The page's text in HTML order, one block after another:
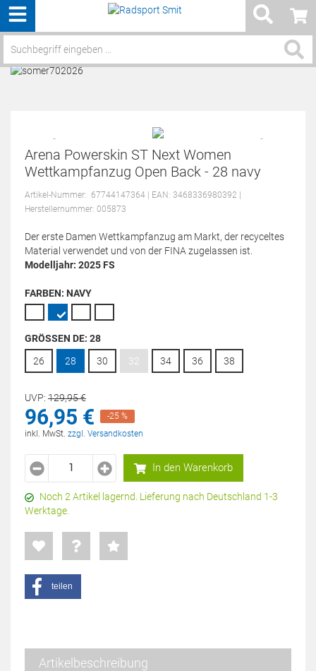
Menü
Service / Hilfe
Arena Powerskin ST Next Women
Wettkampfanzug Open Back - 28 navy
Artikel-Nummer: 67744147364 | EAN: 3468336980392
Herstellernummer: 005873
Der erste Damen Wettkampfanzug am Markt, der recyceltes
Material verwendet und von der FINA zugelassen ist.
Modelljahr: 2025 FS
FARBEN: NAVY
GRÖSSEN DE: 28
26
28 30 32 34 36 38
UVP: 129,95€
96,95 €
-25 %
inkl. MwSt. zzgl. Versandkosten
In den Warenkorb
Noch 2 Artikel lagernd. Lieferung nach Deutschland 1-3
Werktage.
teilen
Artikelbeschreibung